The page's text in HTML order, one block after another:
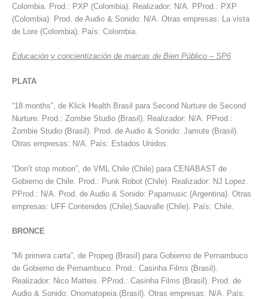
Colombia. Prod.: PXP (Colombia). Realizador: N/A. PProd.: PXP
(Colombia). Prod. de Audio & Sonido: N/A. Otras empresas: La vista
de Lore (Colombia). País: Colombia.
Educación y concientización de marcas de Bien Público – SP6
PLATA
“18 months”, de Klick Health Brasil para Second Nurture de Second
Nurture. Prod.: Zombie Studio (Brasil). Realizador: N/A. PProd.:
Zombie Studio (Brasil). Prod. de Audio & Sonido: Jamute (Brasil).
Otras empresas: N/A. País: Estados Unidos.
“Don’t stop motion”, de VML Chile (Chile) para CENABAST de
Gobierno de Chile. Prod.: Punk Robot (Chile). Realizador: NJ Lopez.
PProd.: N/A. Prod. de Audio & Sonido: Papamusic (Argentina). Otras
empresas: UFF Contenidos (Chile),Sauvalle (Chile). País: Chile.
BRONCE
“Mi primera carta”, de Propeg (Brasil) para Gobierno de Pernambuco
de Gobierno de Pernambuco. Prod.: Casinha Films (Brasil).
Realizador: Nico Matteis. PProd.: Casinha Films (Brasil). Prod. de
Audio & Sonido: Onomatopeia (Brasil). Otras empresas: N/A. País: